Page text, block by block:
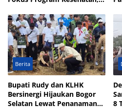
Berita
Bupati Rudy dan KLHK
Bersinergi Hijaukan Bogor
Selatan Lewat Penanaman
8